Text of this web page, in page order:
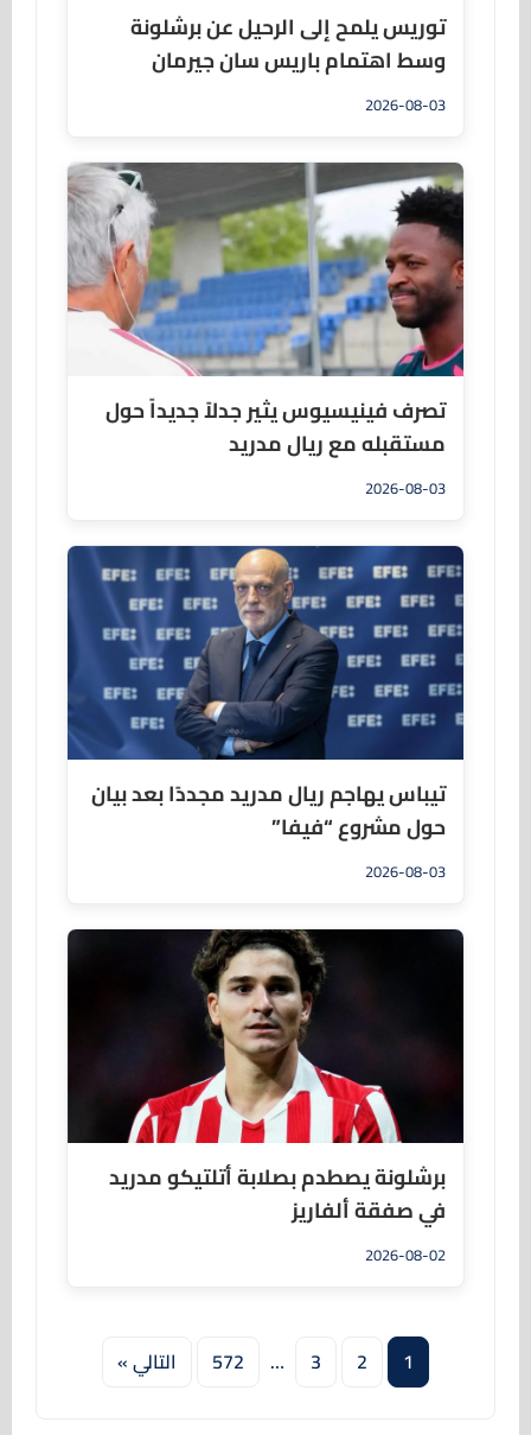
توريس يلمح إلى الرحيل عن برشلونة
وسط اهتمام باريس سان جيرمان
2026-08-03
تصرف فينيسيوس يثير جدلاً جديداً حول
مستقبله مع ريال مدريد
2026-08-03
تيباس يهاجم ريال مدريد مجددًا بعد بيان
حول مشروع “فيفا”
2026-08-03
برشلونة يصطدم بصلابة أتلتيكو مدريد
في صفقة ألفاريز
2026-08-02
1
2
3
…
572 التالي »